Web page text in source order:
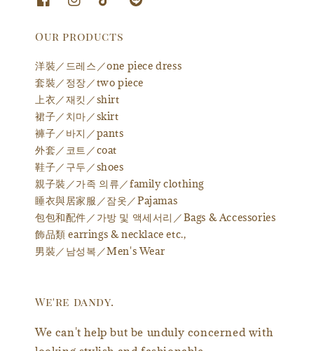
Our products
洋裝／드레스／one piece dress
套裝／정장／two piece
上衣／재킷／shirt
裙子／치마／skirt
褲子／바지／pants
外套／코트／coat
鞋子／구두／shoes
親子裝／가족 의류／family clothing
睡衣與居家服／잠옷／Pajamas
包包和配件／가방 및 액세서리／Bags & Accessories
飾品類 earrings & necklace etc.,
男裝／남성복／Men's Wear
We're dandy.
We can't help but be unduly concerned with